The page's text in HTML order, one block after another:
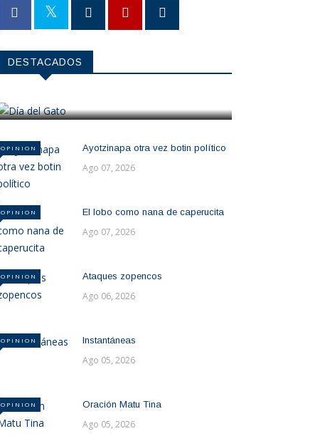
DESTACADOS
OPINION
Día del Gato
OPINION Ayotzinapa otra vez botin político
Ago 07, 2026
OPINION El lobo como nana de caperucita
Ago 07, 2026
OPINION Ataques zopencos
Ago 06, 2026
OPINION Instantáneas
Ago 05, 2026
OPINION Oración Matu Tina
Ago 05, 2026